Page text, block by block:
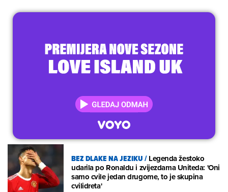
BEZ DLAKE NA JEZIKU/Legenda žestoko
udarila po Ronaldu i zvijezdama Uniteda: 'Oni
samo cvile jedan drugome, to je skupina
cvilidreta'